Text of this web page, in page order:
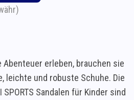
Abenteuer erleben, brauchen sie
leichte und robuste Schuhe. Die
Sandalen für Kinder sind